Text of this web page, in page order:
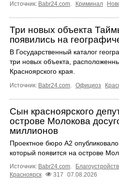
Источник: Babr24.com. Криминал
Три новых объекта
появились на
В Государственный каталог
три новых объекта,
Красноярского края.
Источник: Babr24.com. Официоз
Сын красноярского
острове Молокова
миллионов
Проектное бюро А2 опубликовало
который появится на острове
Источник: Babr24.com.
Красноярск
317 07.08.2026